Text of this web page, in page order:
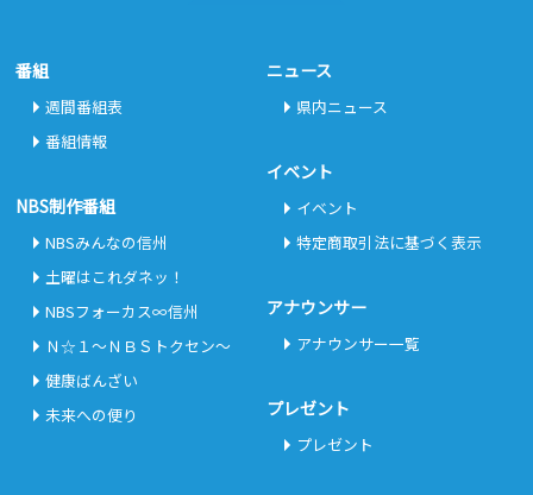
番組
週間番組表
番組情報
NBS制作番組
NBSみんなの信州
土曜はこれダネッ！
NBSフォーカス∞信州
Ｎ☆１～ＮＢＳトクセン～
健康ばんざい
未来への便り
ニュース
県内ニュース
イベント
イベント
特定商取引法に基づく表示
アナウンサー
アナウンサー一覧
プレゼント
プレゼント